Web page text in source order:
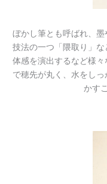
ぼかし筆とも呼ばれ、
技法の一つ「隈取り」
体感を演出するなど様
で穂先が丸く、水をし
かす